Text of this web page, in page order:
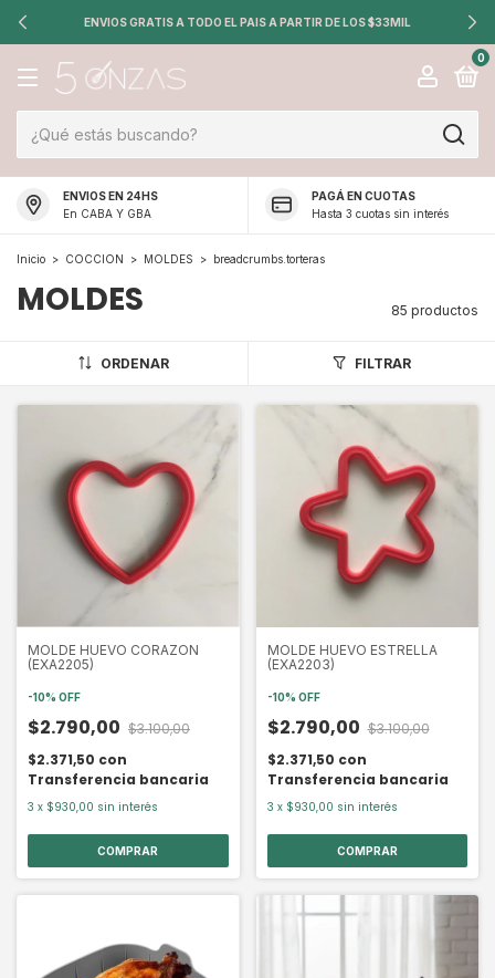
ENVIOS GRATIS A TODO EL PAIS A PARTIR DE LOS $33MIL
0
ENVIOS EN 24HS
En CABA Y GBA
PAGÁ EN CUOTAS
Hasta 3 cuotas sin interés
Inicio > COCCION > MOLDES > breadcrumbs.torteras
MOLDES 85 productos
ORDENAR FILTRAR
MOLDE HUEVO CORAZON
(EXA2205)
-10% OFF
$2.790,00 $3.100,00
$2.371,50 con
Transferencia bancaria
3 x $930,00 sin interés
MOLDE HUEVO ESTRELLA
(EXA2203)
-10% OFF
$2.790,00 $3.100,00
$2.371,50 con
Transferencia bancaria
3 x $930,00 sin interés